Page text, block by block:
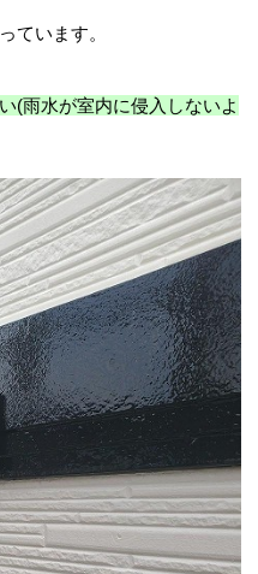
ています。
(雨水が室内に侵入しないよ